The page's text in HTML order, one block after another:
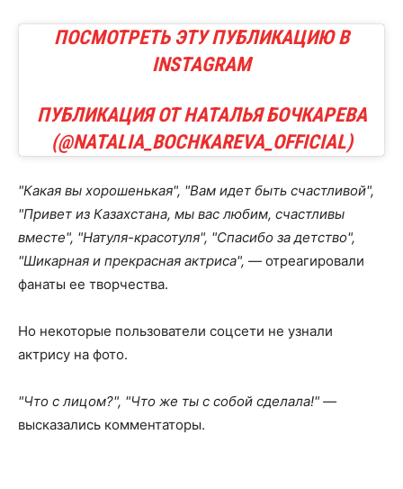
ПОСМОТРЕТЬ ЭТУ ПУБЛИКАЦИЮ В
INSTAGRAM
ПУБЛИКАЦИЯ ОТ НАТАЛЬЯ БОЧКАРЕВА
(@NATALIA_BOCHKAREVA_OFFICIAL)
"Какая вы хорошенькая", "Вам идет быть счастливой",
"Привет из Казахстана, мы вас любим, счастливы
вместе", "Натуля-красотуля", "Спасибо за детство",
"Шикарная и прекрасная актриса", — отреагировали
фанаты ее творчества.
Но некоторые пользователи соцсети не узнали
актрису на фото.
"Что с лицом?", "Что же ты с собой сделала!" —
высказались комментаторы.